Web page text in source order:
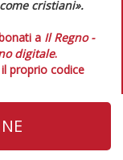
cristiani».
a Il Regno -
digitale.
proprio codice